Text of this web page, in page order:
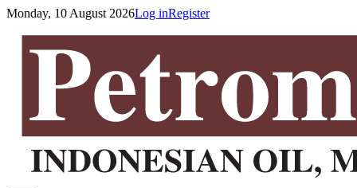
Monday, 10 August 2026Log inRegister